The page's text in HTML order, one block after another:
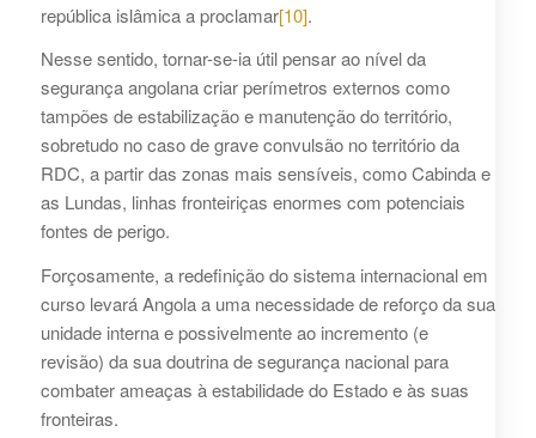
república islâmica a proclamar[10].
Nesse sentido, tornar-se-ia útil pensar ao nível da
segurança angolana criar perímetros externos como
tampões de estabilização e manutenção do território,
sobretudo no caso de grave convulsão no território da
RDC, a partir das zonas mais sensíveis, como Cabinda e
as Lundas, linhas fronteiriças enormes com potenciais
fontes de perigo.
Forçosamente, a redefinição do sistema internacional em
curso levará Angola a uma necessidade de reforço da sua
unidade interna e possivelmente ao incremento (e
revisão) da sua doutrina de segurança nacional para
combater ameaças à estabilidade do Estado e às suas
fronteiras.